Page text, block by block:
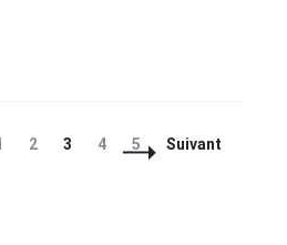
Page
2 Page
3 Page
4 Page
5 Suivant